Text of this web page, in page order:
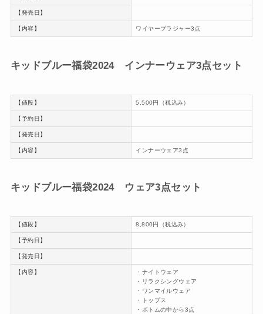
【発売日】
【内容】 ワイヤーブラジャー3点
キッドブルー福袋2024 インナーウェア3点セット
【値段】 5,500円（税込み）
【予約日】
【発売日】
【内容】 インナーウェア3点
キッドブルー福袋2024 ウェア3点セット
【値段】 8,800円（税込み）
【予約日】
【発売日】
【内容】
・ナイトウェア
・リラクシングウェア
・ワンマイルウェア
・トップス
・ボトムの中から3点